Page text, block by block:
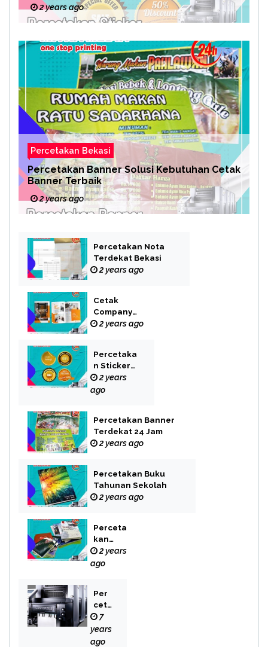
2 years ago
Percetakan Bekasi
Percetakan Banner Solusi Kebutuhan Cetak
Banner Terbaik
2 years ago
Percetakan Nota
Terdekat Bekasi
2 years ago
Cetak
Company
Profile Bekasi
2 years ago
Percetaka
n Sticker
Label
2 years
ago
Percetakan Banner
Terdekat 24 Jam
2 years ago
Percetakan Buku
Tahunan Sekolah
2 years ago
Perceta
kan
Buku
Novel
2 years
ago
Per
cet
aka
n
Bek
7
years
ago